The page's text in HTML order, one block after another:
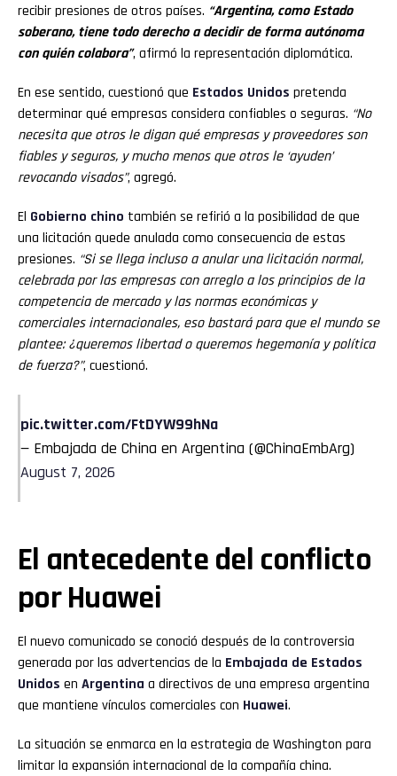
recibir presiones de otros países. “Argentina, como Estado
soberano, tiene todo derecho a decidir de forma autónoma
con quién colabora”, afirmó la representación diplomática.
En ese sentido, cuestionó que Estados Unidos pretenda
determinar qué empresas considera confiables o seguras. “No
necesita que otros le digan qué empresas y proveedores son
fiables y seguros, y mucho menos que otros le ‘ayuden’
revocando visados”, agregó.
El Gobierno chino también se refirió a la posibilidad de que
una licitación quede anulada como consecuencia de estas
presiones. “Si se llega incluso a anular una licitación normal,
celebrada por las empresas con arreglo a los principios de la
competencia de mercado y las normas económicas y
comerciales internacionales, eso bastará para que el mundo se
plantee: ¿queremos libertad o queremos hegemonía y política
de fuerza?”, cuestionó.
pic.twitter.com/FtDYW99hNa
— Embajada de China en Argentina (@ChinaEmbArg)
August 7, 2026
El antecedente del conflicto
por Huawei
El nuevo comunicado se conoció después de la controversia
generada por las advertencias de la Embajada de Estados
Unidos en Argentina a directivos de una empresa argentina
que mantiene vínculos comerciales con Huawei.
La situación se enmarca en la estrategia de Washington para
limitar la expansión internacional de la compañía china.